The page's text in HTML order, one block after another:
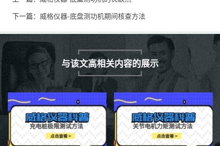
下一篇： 威格仪器-底盘测功机期间核查方法
与该文高相关内容的展示